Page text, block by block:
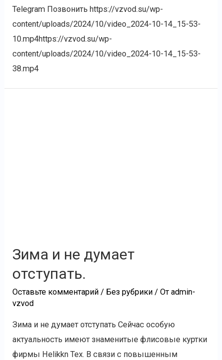
Telegram Позвонить https://vzvod.su/wp-
content/uploads/2024/10/video_2024-10-14_15-53-
10.mp4https://vzvod.su/wp-
content/uploads/2024/10/video_2024-10-14_15-53-
38.mp4
Зима и не думает
отступать.
Оставьте комментарий / Без рубрики / Отadmin-
vzvod
Зима и не думает отступать Сейчас особую
актуальность имеют знаменитые флисовые куртки
фирмы Helikkn Tex. В связи с повышенным